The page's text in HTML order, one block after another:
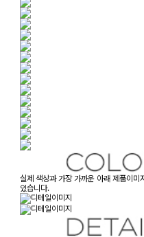
실제 색상과 가장 가까운 아래 제품이
있습니다.